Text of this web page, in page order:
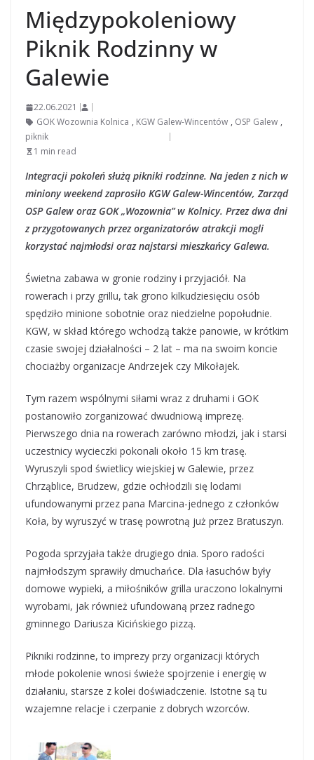
Międzypokoleniowy
Piknik Rodzinny w
Galewie
22.06.2021
GOK Wozownia Kolnica , KGW Galew-Wincentów , OSP Galew ,
piknik
1 min read
Integracji pokoleń służą pikniki rodzinne. Na jeden z nich w
miniony weekend zaprosiło KGW Galew-Wincentów, Zarząd
OSP Galew oraz GOK „Wozownia” w Kolnicy. Przez dwa dni
z przygotowanych przez organizatorów atrakcji mogli
korzystać najmłodsi oraz najstarsi mieszkańcy Galewa.
Świetna zabawa w gronie rodziny i przyjaciół. Na
rowerach i przy grillu, tak grono kilkudziesięciu osób
spędziło minione sobotnie oraz niedzielne popołudnie.
KGW, w skład którego wchodzą także panowie, w krótkim
czasie swojej działalności – 2 lat – ma na swoim koncie
chociażby organizacje Andrzejek czy Mikołajek.
Tym razem wspólnymi siłami wraz z druhami i GOK
postanowiło zorganizować dwudniową imprezę.
Pierwszego dnia na rowerach zarówno młodzi, jak i starsi
uczestnicy wycieczki pokonali około 15 km trasę.
Wyruszyli spod świetlicy wiejskiej w Galewie, przez
Chrząblice, Brudzew, gdzie ochłodzili się lodami
ufundowanymi przez pana Marcina-jednego z członków
Koła, by wyruszyć w trasę powrotną już przez Bratuszyn.
Pogoda sprzyjała także drugiego dnia. Sporo radości
najmłodszym sprawiły dmuchańce. Dla łasuchów były
domowe wypieki, a miłośników grilla uraczono lokalnymi
wyrobami, jak również ufundowaną przez radnego
gminnego Dariusza Kicińskiego pizzą.
Pikniki rodzinne, to imprezy przy organizacji których
młode pokolenie wnosi świeże spojrzenie i energię w
działaniu, starsze z kolei doświadczenie. Istotne są tu
wzajemne relacje i czerpanie z dobrych wzorców.